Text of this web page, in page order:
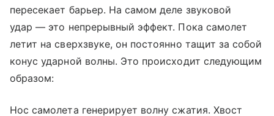
пересекает барьер. На самом деле звуковой
удар — это непрерывный эффект. Пока самолет
летит на сверхзвуке, он постоянно тащит за собой
конус ударной волны. Это происходит следующим
образом:
Нос самолета генерирует волну сжатия. Хвост